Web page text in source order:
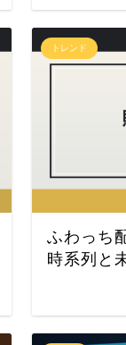
トレンド
ふわっち
時系列と